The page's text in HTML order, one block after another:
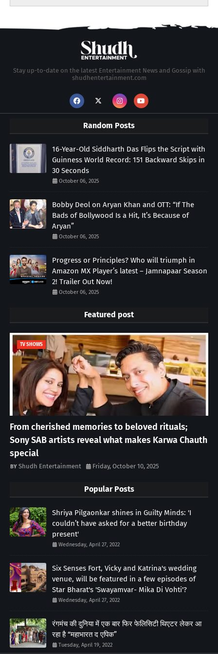
Stay up-to-date on the latest Entertainment News and Gossip with
shudhentertainment.com
Random Posts
16-Year-Old Siddharth Das Flips the Script with
Guinness World Record: 151 Backward Skips in
30 Seconds
October 06, 2025
Bobby Deol on Aryan Khan and OTT: “If The
Bads of Bollywood Is a Hit, It’s Because of
Aryan”
October 06, 2025
Progress or Principles? Who will triumph in
Amazon MX Player’s latest – Jamnapaar Season
2! Trailer Out Now!
October 06, 2025
Featured post
TV SHOWS
From cherished memories to beloved rituals;
Sony SAB artists reveal what makes Karwa Chauth
special
Shudh Entertainment Friday, October 10, 2025
Popular Posts
Shriya Pilgaonkar shines in Guilty Minds: 'I
couldn’t have asked for a better birthday
present'
Wednesday, April 27, 2022
Six Senses Fort, Vicky and Katrina's wedding
venue, will be featured in a few episodes of
Star Bharat's 'Swayamvar- Mika Di Vohti'?
Wednesday, April 27, 2022
रंगमंच की दुनिया में एक बार फिर फेलिसिटी थिएटर लेकर आ
रहा है “महाभारत द एपिक”
Tuesday, April 19, 2022